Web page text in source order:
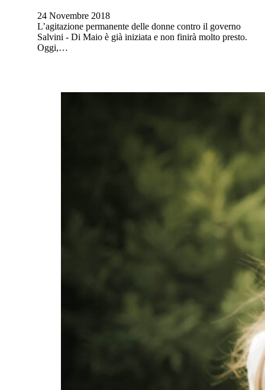
24 Novembre 2018
L’agitazione permanente delle donne contro il governo
Salvini - Di Maio è già iniziata e non finirà molto presto.
Oggi,…